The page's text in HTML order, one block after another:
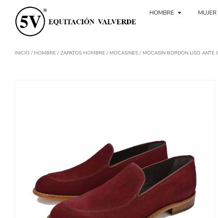
contenido
HOMBRE AbiertoMUJER
INICIO / HOMBRE / ZAPATOS HOMBRE / MOCASINES / MOCASIN BORDON LISO ANTE